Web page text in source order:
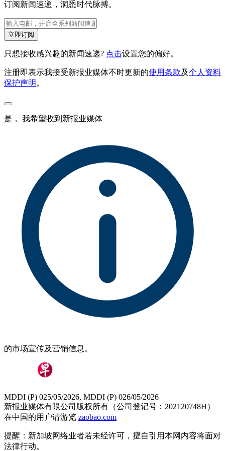
订阅新闻速递，洞悉时代脉搏。
立即订阅
只想接收感兴趣的新闻速递? 点击设置您的偏好。
注册即表示我接受新报业媒体不时更新的使用条款及个人资料
保护声明 。
是， 我希望收到新报业媒体
的市场宣传及营销信息。
MDDI (P) 025/05/2026, MDDI (P) 026/05/2026
新报业媒体有限公司版权所有（公司登记号：202120748H）
在中国的用户请游览 zaobao.com
提醒：新加坡网络业者若未经许可，擅自引用本网内容将面对
法律行动。